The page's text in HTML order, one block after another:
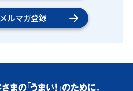
メルマガ登録